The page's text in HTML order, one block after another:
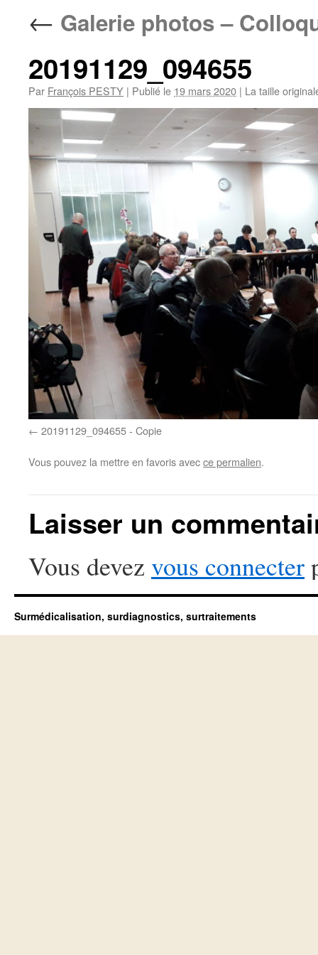
← Galerie photos –
20191129_094655
Par François PESTY | Publié le 19 mars 2020 | La taille
20191129_094655 - Copie
Vous pouvez la mettre en favoris avecce permalien.
Laisser un
Vous devez vous connecter
Surmédicalisation, surdiagnostics, surtraitements